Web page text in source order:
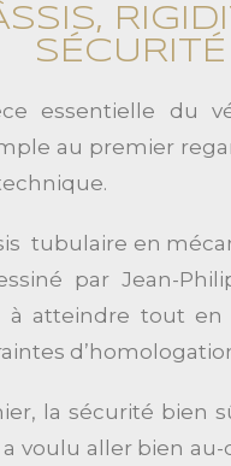
SÉCURITÉ
essentielle du
au premier
tubulaire en
par Jean-
à atteindre tout en
la sécurité bien
voulu aller bien